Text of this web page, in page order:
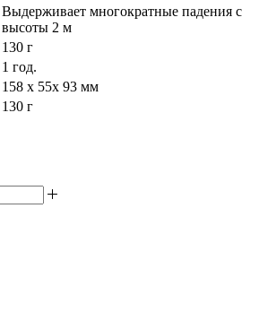
Выдерживает многократные падения с
высоты 2 м
130 г
1 год.
158 х 55х 93 мм
130 г